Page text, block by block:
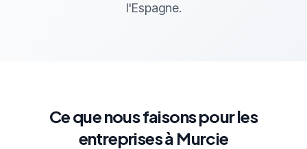
l'Espagne.
Ce que nous faisons pour les
entreprises à Murcie